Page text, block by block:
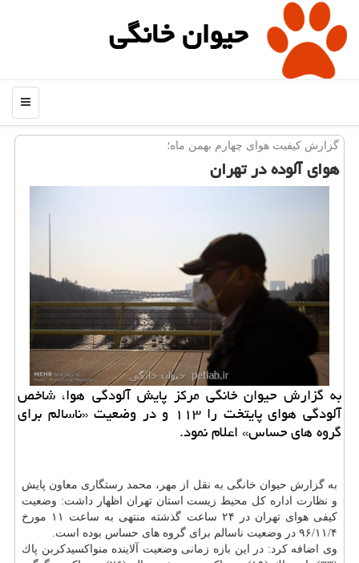
حیوان خانگی
منو
گزارش كیفیت هوای چهارم بهمن ماه؛
هوای آلوده در تهران
به گزارش حیوان خانگی مركز پایش آلودگی هوا، شاخص
آلودگی هوای پایتخت را ۱۱۳ و در وضعیت «ناسالم برای
گروه های حساس» اعلام نمود.
به گزارش حیوان خانگی به نقل از مهر، محمد رستگاری معاون پایش
و نظارت اداره كل محیط زیست استان تهران اظهار داشت: وضعیت
كیفی هوای تهران در ۲۴ ساعت گذشته منتهی به ساعت ۱۱ مورخ
۹۶/۱۱/۴ در وضعیت ناسالم برای گروه های حساس بوده است.
وی اضافه كرد: در این بازه زمانی وضعیت آلاینده منواكسیدكربن پاك